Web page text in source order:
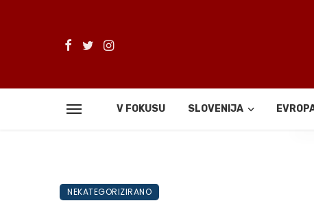
V FOKUSU SLOVENIJA Deli
NEKATEGORIZIRANO